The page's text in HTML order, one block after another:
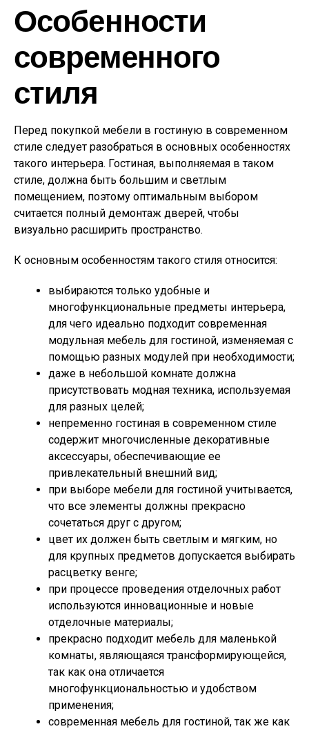
Особенности
современного
стиля
Перед покупкой мебели в гостиную в современном
стиле следует разобраться в основных особенностях
такого интерьера. Гостиная, выполняемая в таком
стиле, должна быть большим и светлым
помещением, поэтому оптимальным выбором
считается полный демонтаж дверей, чтобы
визуально расширить пространство.
К основным особенностям такого стиля относится:
выбираются только удобные и
многофункциональные предметы интерьера,
для чего идеально подходит современная
модульная мебель для гостиной, изменяемая с
помощью разных модулей при необходимости;
даже в небольшой комнате должна
присутствовать модная техника, используемая
для разных целей;
непременно гостиная в современном стиле
содержит многочисленные декоративные
аксессуары, обеспечивающие ее
привлекательный внешний вид;
при выборе мебели для гостиной учитывается,
что все элементы должны прекрасно
сочетаться друг с другом;
цвет их должен быть светлым и мягким, но
для крупных предметов допускается выбирать
расцветку венге;
при процессе проведения отделочных работ
используются инновационные и новые
отделочные материалы;
прекрасно подходит мебель для маленькой
комнаты, являющаяся трансформирующейся,
так как она отличается
многофункциональностью и удобством
применения;
современная мебель для гостиной, так же как